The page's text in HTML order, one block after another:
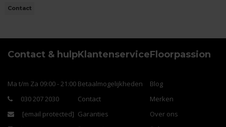
Contact
Contact & hulp
Ma t/m Za 09:00 - 21:00
030 207 2030
[email protected]
Klantenservice
Betaalmogelijkheden
Contact
Garanties
Floorpassion
Blog
Merken
Over ons